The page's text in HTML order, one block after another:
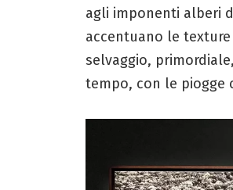
agli imponenti alberi
accentuano le
selvaggio,
tempo, con le piogge